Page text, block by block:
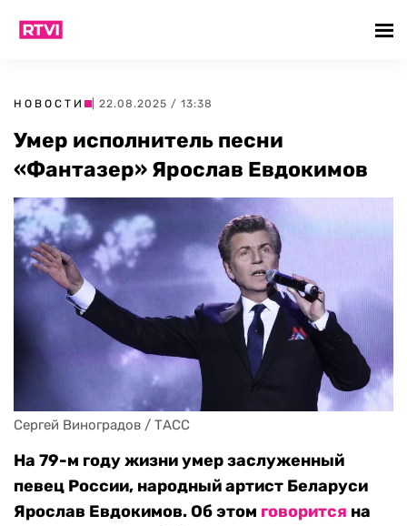
НОВОСТИ | 22.08.2025 / 13:38
Умер исполнитель песни
«Фантазер» Ярослав Евдокимов
Сергей Виноградов / ТАСС
На 79-м году жизни умер заслуженный
певец России, народный артист Беларуси
Ярослав Евдокимов. Об этом говорится на